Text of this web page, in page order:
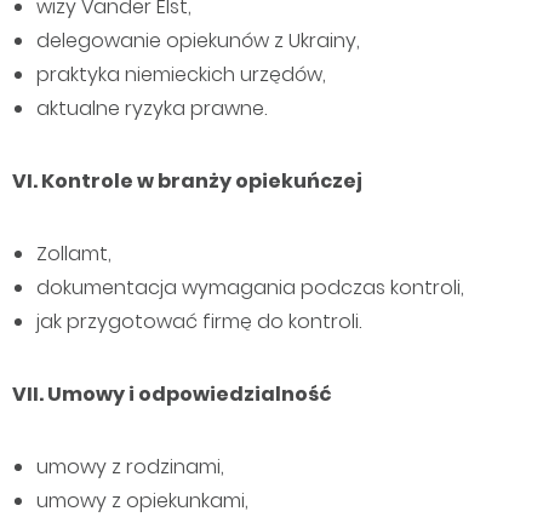
wizy Vander Elst,
delegowanie opiekunów z Ukrainy,
praktyka niemieckich urzędów,
aktualne ryzyka prawne.
VI. Kontrole w branży opiekuńczej
Zollamt,
dokumentacja wymagania podczas kontroli,
jak przygotować firmę do kontroli.
VII. Umowy i odpowiedzialność
umowy z rodzinami,
umowy z opiekunkami,